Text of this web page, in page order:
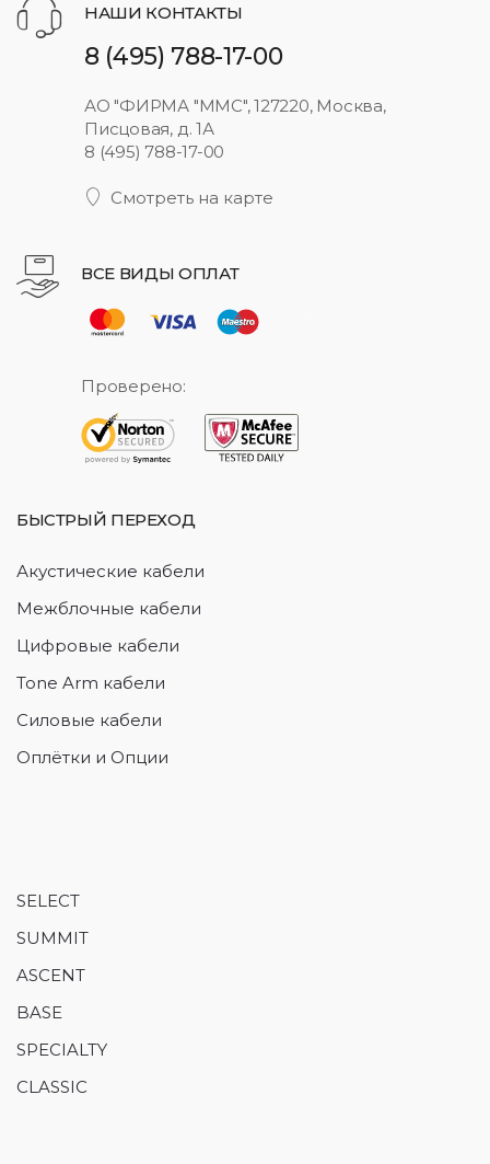
НАШИ КОНТАКТЫ
8 (495) 788-17-00
АО "ФИРМА "ММС", 127220, Москва,
Писцовая, д. 1А
8 (495) 788-17-00
Смотреть на карте
ВСЕ ВИДЫ ОПЛАТ
Проверено:
БЫСТРЫЙ ПЕРЕХОД
Акустические кабели
Межблочные кабели
Цифровые кабели
Tone Arm кабели
Силовые кабели
Оплётки и Опции
SELECT
SUMMIT
ASCENT
BASE
SPECIALTY
CLASSIC